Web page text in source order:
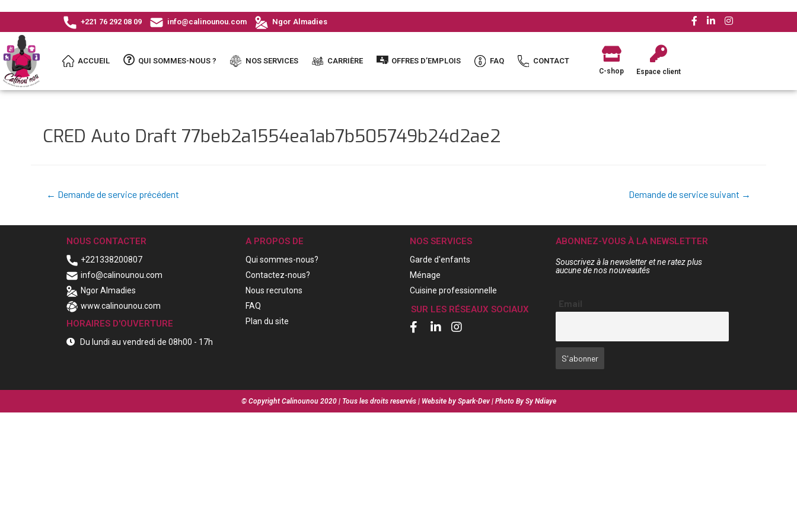
+221 76 292 08 09 info@calinounou.com Ngor Almadies
ACCUEIL QUI SOMMES-NOUS ? NOS SERVICES CARRIÈRE OFFRES D’EMPLOIS FAQ CONTACT
C-shop Espace client
CRED Auto Draft 77beb2a1554ea1ab7b505749b24d2ae2
← Demande de service précédent Demande de service suivant →
NOUS CONTACTER
+221338200807
info@calinounou.com
Ngor Almadies
www.calinounou.com
HORAIRES D'OUVERTURE
Du lundi au vendredi de 08h00 - 17h
A PROPOS DE
Qui sommes-nous?
Contactez-nous?
Nous recrutons
FAQ
Plan du site
NOS SERVICES
Garde d'enfants
Ménage
Cuisine professionnelle
SUR LES RÉSEAUX SOCIAUX
ABONNEZ-VOUS À LA NEWSLETTER
Souscrivez à la newsletter et ne ratez plus
aucune de nos nouveautés
Email
© Copyright Calinounou 2020 | Tous les droits reservés | Website by Spark-Dev | Photo By Sy Ndiaye